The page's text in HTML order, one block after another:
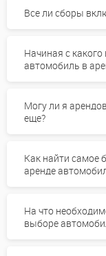
Все ли сборы
Начиная с
автомобиль в
Могу ли я
еще?
Как найти самое
аренде
На что
выборе